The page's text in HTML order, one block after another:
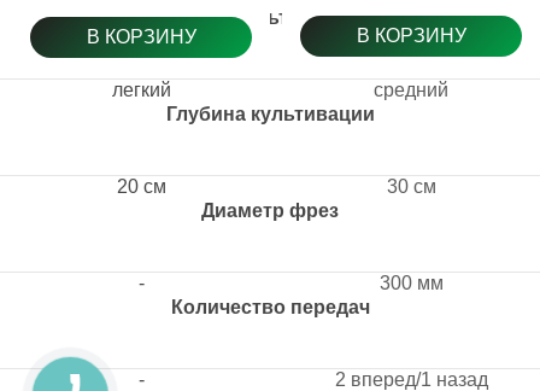
Класс культиватора
Глубина культивации
Диаметр фрез
Количество передач
В КОРЗИНУ
легкий
20 см
-
-
В КОРЗИНУ
средний
30 см
300 мм
2 вперед/1 назад